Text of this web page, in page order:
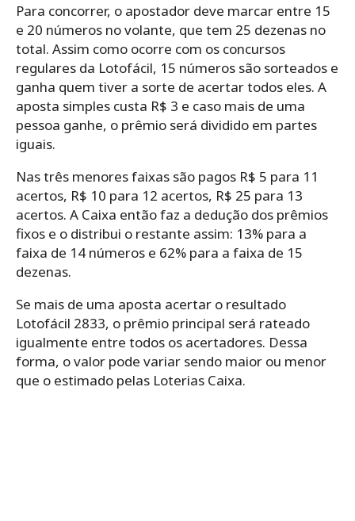
Para concorrer, o apostador deve marcar entre 15
e 20 números no volante, que tem 25 dezenas no
total. Assim como ocorre com os concursos
regulares da Lotofácil, 15 números são sorteados e
ganha quem tiver a sorte de acertar todos eles. A
aposta simples custa R$ 3 e caso mais de uma
pessoa ganhe, o prêmio será dividido em partes
iguais.
Nas três menores faixas são pagos R$ 5 para 11
acertos, R$ 10 para 12 acertos, R$ 25 para 13
acertos. A Caixa então faz a dedução dos prêmios
fixos e o distribui o restante assim: 13% para a
faixa de 14 números e 62% para a faixa de 15
dezenas.
Se mais de uma aposta acertar o resultado
Lotofácil 2833, o prêmio principal será rateado
igualmente entre todos os acertadores. Dessa
forma, o valor pode variar sendo maior ou menor
que o estimado pelas Loterias Caixa.